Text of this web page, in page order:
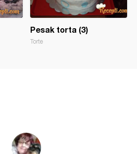
Pesak torta (3)
Torte